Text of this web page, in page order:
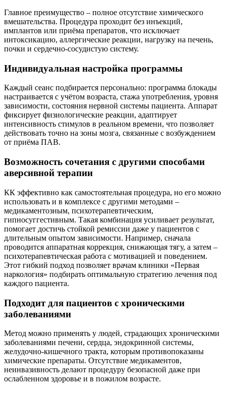
Главное преимущество – полное отсутствие химического
вмешательства. Процедура проходит без инъекций,
имплантов или приёма препаратов, что исключает
интоксикацию, аллергические реакции, нагрузку на печень,
почки и сердечно-сосудистую систему.
Индивидуальная настройка программы
Каждый сеанс подбирается персонально: программа блокады
настраивается с учётом возраста, стажа употребления, уровня
зависимости, состояния нервной системы пациента. Аппарат
фиксирует физиологические реакции, адаптирует
интенсивность стимулов в реальном времени, что позволяет
действовать точно на зоны мозга, связанные с возбуждением
от приёма ПАВ.
Возможность сочетания с другими способами
аверсивной терапии
КК эффективно как самостоятельная процедура, но его можно
использовать и в комплексе с другими методами –
медикаментозным, психотерапевтическим,
гипносуггестивным. Такая комбинация усиливает результат,
помогает достичь стойкой ремиссии даже у пациентов с
длительным опытом зависимости. Например, сначала
проводится аппаратная коррекция, снижающая тягу, а затем –
психотерапевтическая работа с мотивацией и поведением.
Этот гибкий подход позволяет врачам клиники «Первая
наркология» подбирать оптимальную стратегию лечения под
каждого пациента.
Подходит для пациентов с хроническими
заболеваниями
Метод можно применять у людей, страдающих хроническими
заболеваниями печени, сердца, эндокринной системы,
желудочно-кишечного тракта, которым противопоказаны
химические препараты. Отсутствие медикаментов,
неинвазивность делают процедуру безопасной даже при
ослабленном здоровье и в пожилом возрасте.